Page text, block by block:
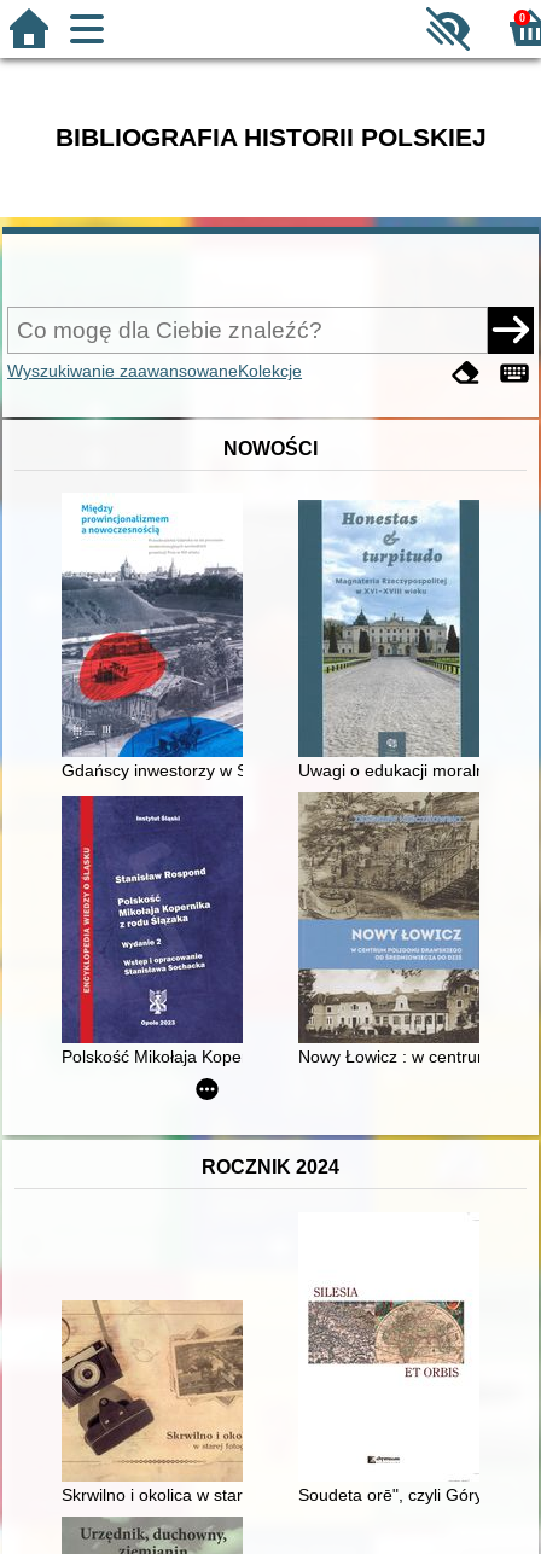
0
BIBLIOGRAFIA HISTORII POLSKIEJ
Wyszukiwanie zaawansowaneKolekcje
NOWOŚCI
Gdańscy inwestorzy w Sopocie : prestiż finansowy i
Uwagi o edukacji moralnej
Polskość Mikołaja Kopernika z rodu ŚlązakaNowy Łowicz : w centrum
ROCZNIK 2024
Skrwilno i okolica w starej fotografiiSoudeta orē", czyli Góry